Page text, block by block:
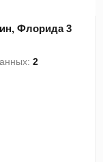
Флорида 3
2